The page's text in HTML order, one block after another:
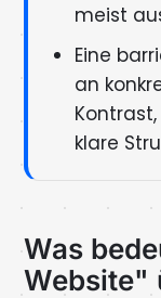
meist
Eine
an
klare
Was
Website"